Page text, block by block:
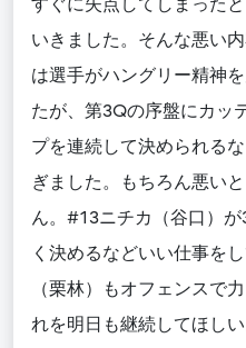
すぐに失点してしまった
いきました。そんな悪い
は選手がハングリー精神
たが、第3Qの序盤にカッ
プを連続して決められる
ぎました。もちろん悪い
ん。#13ニチカ（谷口）
く決めるなどいい仕事を
（栗林）もオフェンスで
れを明日も継続してほし